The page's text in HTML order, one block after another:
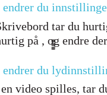
du
tar du
på , og endre
du
video spilles, tar